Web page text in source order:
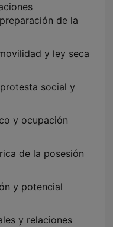
de la
y ley seca
social y
y ocupación
de la posesión
y potencial
y relaciones